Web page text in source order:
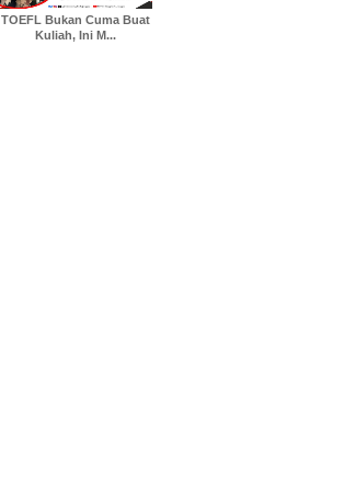
TOEFL Bukan Cuma Buat
Kuliah, Ini M...